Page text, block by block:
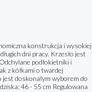
konstrukcja i wysokiej
dni pracy. Krzesło jest
podłokietniki i
z kółkami o twardej
jest doskonałym wyborem do
46 - 55 cm Regulowana